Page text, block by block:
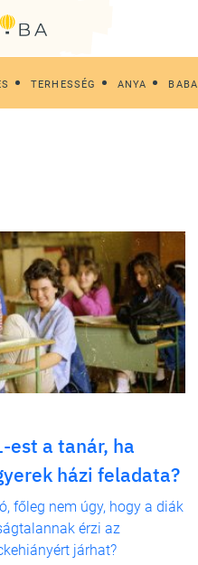
TERHESSÉG ANYA BABA
est a tanár, ha
házi feladata?
főleg nem úgy, hogy a diák
érzi az
járhat?